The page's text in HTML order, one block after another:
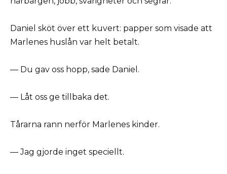
Daniel sköt över ett kuvert: papper som visade att
Marlenes huslån var helt betalt.
— Du gav oss hopp, sade Daniel.
— Låt oss ge tillbaka det.
Tårarna rann nerför Marlenes kinder.
— Jag gjorde inget speciellt.